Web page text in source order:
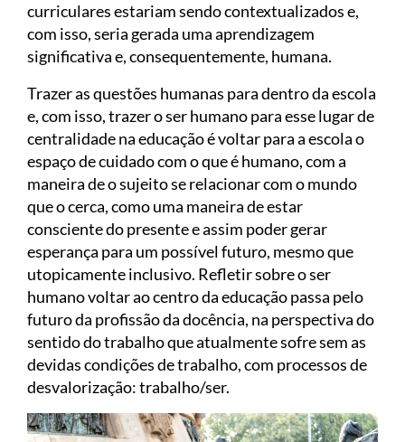
curriculares estariam sendo contextualizados e,
com isso, seria gerada uma aprendizagem
significativa e, consequentemente, humana.
Trazer as questões humanas para dentro da escola
e, com isso, trazer o ser humano para esse lugar de
centralidade na educação é voltar para a escola o
espaço de cuidado com o que é humano, com a
maneira de o sujeito se relacionar com o mundo
que o cerca, como uma maneira de estar
consciente do presente e assim poder gerar
esperança para um possível futuro, mesmo que
utopicamente inclusivo. Refletir sobre o ser
humano voltar ao centro da educação passa pelo
futuro da profissão da docência, na perspectiva do
sentido do trabalho que atualmente sofre sem as
devidas condições de trabalho, com processos de
desvalorização: trabalho/ser.